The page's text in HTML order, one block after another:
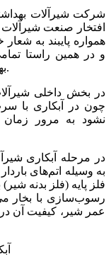
شرکت شیرآلات
افتخار صنعت
همواره پایبند به
و در همین راستا
بهداشتی راسان این ویژگی ها را در بر میگیرند.
در بخش داخلی
چون در آبکاری با
نشود به مرور
در مرحله آبکاری
به وسیله اتم‌های
فلز پایه (فلز بدنه
رسوب‌سازی با بخار
عمر شیر، کیفیت آن